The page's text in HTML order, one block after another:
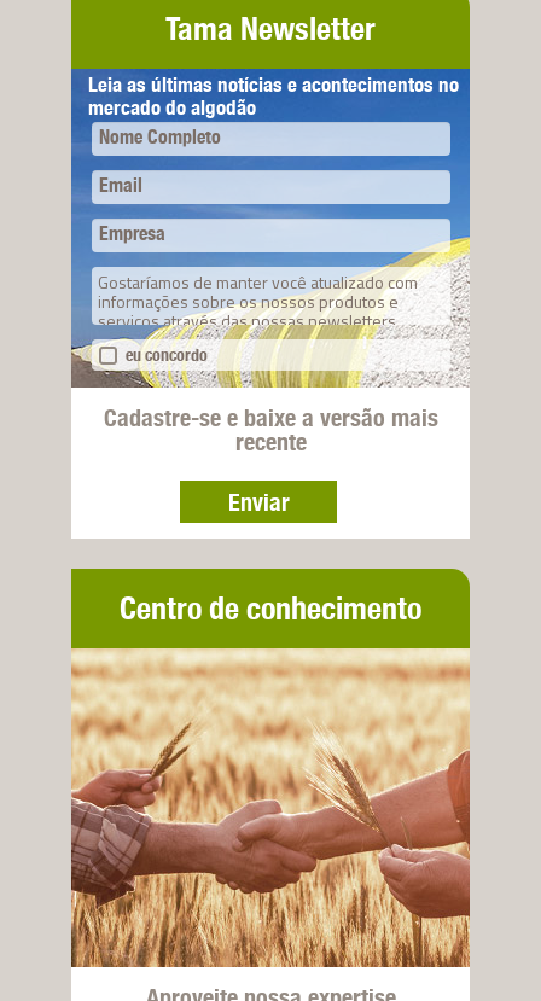
Tama Newsletter
Leia as últimas notícias e acontecimentos no
mercado do algodão
Nome Completo
Email
Empresa
Gostaríamos de manter você atualizado com
informações sobre os nossos produtos e
serviços através das nossas newsletters.
eu concordo
Cadastre-se e baixe a versão mais
recente
Enviar
Centro de conhecimento